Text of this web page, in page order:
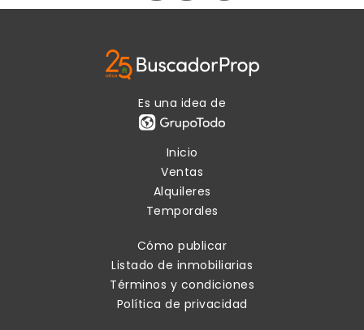
Es una idea de
Inicio
Ventas
Alquileres
Temporales
Cómo publicar
Listado de inmobiliarias
Términos y condiciones
Política de privacidad